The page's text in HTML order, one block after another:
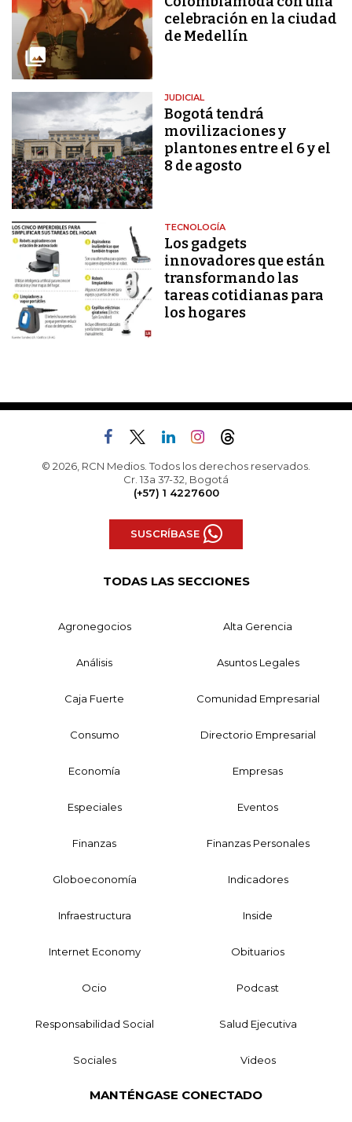
celebración en la ciudad
de Medellín
JUDICIAL
Bogotá tendrá
movilizaciones y
plantones entre el 6 y el
8 de agosto
TECNOLOGÍA
Los gadgets
innovadores que están
transformando las
tareas cotidianas para
los hogares
© 2026, RCN Medios. Todos los derechos reservados.
Cr. 13a 37-32, Bogotá
(+57) 1 4227600
SUSCRÍBASE
TODAS LAS SECCIONES
Agronegocios Alta Gerencia
Análisis Asuntos Legales
Caja Fuerte Comunidad Empresarial
Consumo Directorio Empresarial
Economía Empresas
Especiales Eventos
Finanzas Finanzas Personales
Globoeconomía Indicadores
Infraestructura Inside
Internet Economy Obituarios
Ocio Podcast
Responsabilidad Social Salud Ejecutiva
Sociales Videos
MANTÉNGASE CONECTADO